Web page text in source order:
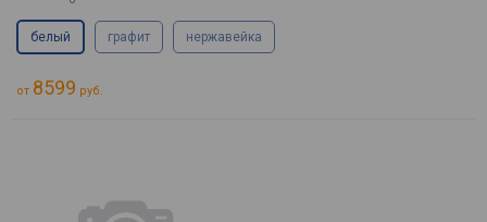
белый графит нержавейка
от 8599 руб.